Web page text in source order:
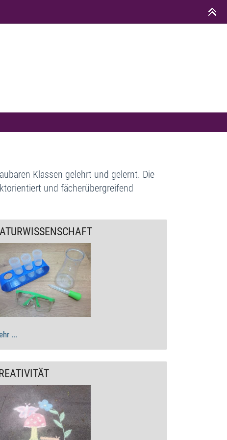
Klassen gelehrt und gelernt. Die
und fächerübergreifend
...